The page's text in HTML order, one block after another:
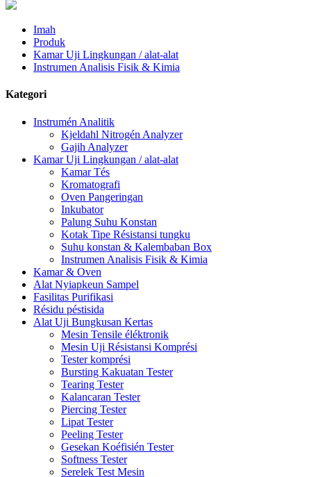
Imah
Produk
Kamar Uji Lingkungan / alat-alat
Instrumen Analisis Fisik & Kimia
Kategori
Instrumén Analitik
Kjeldahl Nitrogén Analyzer
Gajih Analyzer
Kamar Uji Lingkungan / alat-alat
Kamar Tés
Kromatografi
Oven Pangeringan
Inkubator
Palung Suhu Konstan
Kotak Tipe Résistansi tungku
Suhu konstan & Kalembaban Box
Instrumen Analisis Fisik & Kimia
Kamar & Oven
Alat Nyiapkeun Sampel
Fasilitas Purifikasi
Résidu péstisida
Alat Uji Bungkusan Kertas
Mesin Tensile éléktronik
Mesin Uji Résistansi Komprési
Tester komprési
Bursting Kakuatan Tester
Tearing Tester
Kalancaran Tester
Piercing Tester
Lipat Tester
Peeling Tester
Gesekan Koéfisién Tester
Softness Tester
Serelek Test Mesin